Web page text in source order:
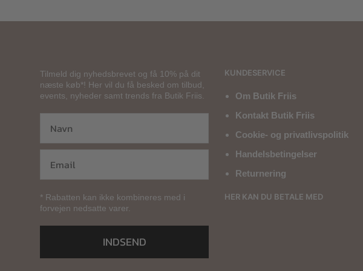
Tilmeld dig nyhedsbrevet og få 10% på dit
næste køb*! Her vil du få besked om tilbud,
events, nyheder samt trends fra Butik Friis.
* Rabatten kan ikke kombineres med i
forvejen nedsatte varer.
INDSEND
KUNDESERVICE
Om Butik Friis
Kontakt Butik Friis
Cookie- og privatlivspolitik
Handelsbetingelser
Returnering
HER KAN DU BETALE MED